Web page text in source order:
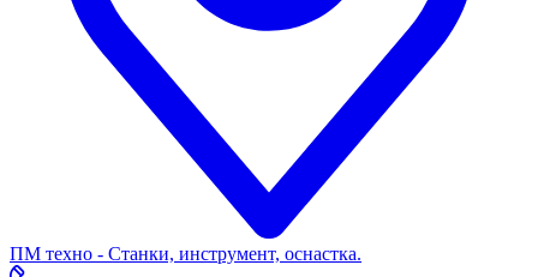
ПМ техно - Станки, инструмент, оснастка.